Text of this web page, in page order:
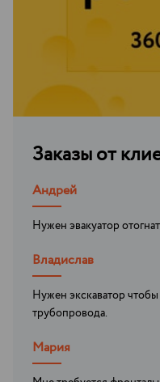
Заказы от
Андрей
Нужен эвакуатор
Владислав
Нужен экскаватор
трубопровода.
Мария